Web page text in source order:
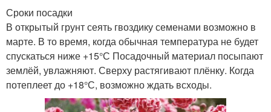
Сроки посадки
В открытый грунт сеять гвоздику семенами возможно в
марте. В то время, когда обычная температура не будет
спускаться ниже +15°С Посадочный материал посыпают
землёй, увлажняют. Сверху растягивают плёнку. Когда
потеплеет до +18°С, возможно ждать всходы.